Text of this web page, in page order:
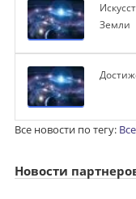
Земли
Все новости по тегу:
Новости